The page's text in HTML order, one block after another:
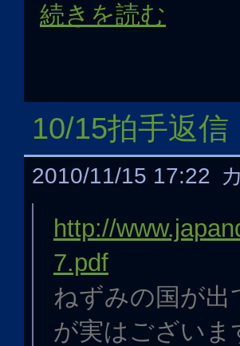
続きを読む
10/15拍手返信
2010/11/15 17:22
http://
7.pdf
ねずみの国が
が実はございま